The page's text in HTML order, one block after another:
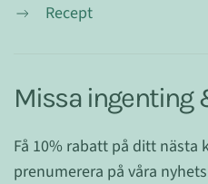
Recept
Missa ingenting
Få 10% rabatt på ditt nästa
prenumerera på våra